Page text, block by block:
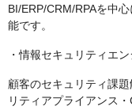
BI/ERP/CRM/RPAを中
能です。
・情報セキュリティエ
顧客のセキュリティ課
リティアプライアンス